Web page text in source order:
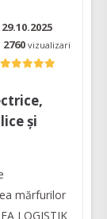
29.10.2025
2760 vizualizari
și
mărfurilor
LOGISTIK